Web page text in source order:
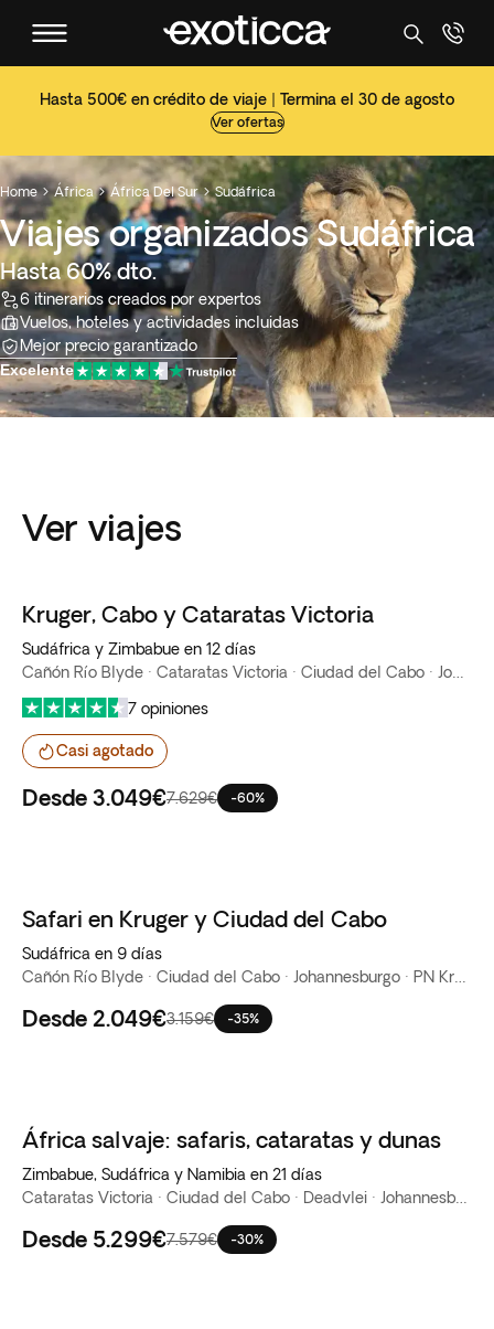
Hasta 500€ en crédito de viaje | Termina el 30 de agosto
Ver ofertas
Home  África  África Del Sur  Sudáfrica
Viajes organizados Sudáfrica
Hasta 60% dto.
6 itinerarios creados por expertos
Vuelos, hoteles y actividades incluidas
Mejor precio garantizado
Excelente
Ver viajes
Oferta flash
Kruger, Cabo y Cataratas Victoria
Sudáfrica y Zimbabue en 12 días
7 opiniones
Casi agotado
Desde 3.049€7.629€ -60%
Safari en Kruger y Ciudad del Cabo
Sudáfrica en 9 días
Desde 2.049€3.159€ -35%
África salvaje: safaris, cataratas y dunas
Zimbabue, Sudáfrica y Namibia en 21 días
Desde 5.299€7.579€ -30%